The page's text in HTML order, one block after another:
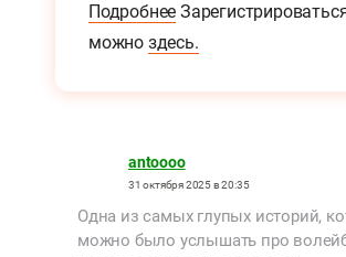
Подробнее
можно здесь.
antoooo
31 октября 2025 в 20:35
Одна из самых глупых историй,
можно было услышать про